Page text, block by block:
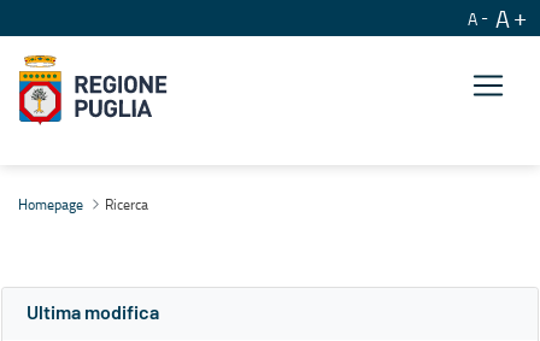
A A
Homepage Ricerca
Ultima modifica